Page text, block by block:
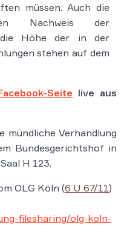
müssen. Auch die
Nachweis der
die Höhe der in der
stehen auf dem
Seite live aus
mündliche Verhandlung
Bundesgerichtshof in
H 123.
OLG Köln (6 U 67/11)
filesharing/olg-koln-